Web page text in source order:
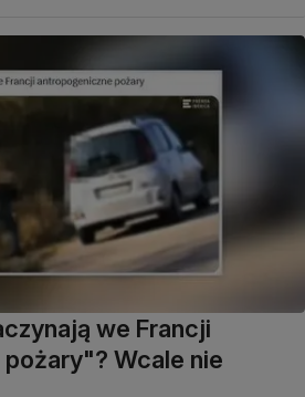
we Francji
Wcale nie